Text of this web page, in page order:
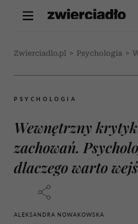
Zwierciadlo.pl > Psychologia >
PSYCHOLOGIA
Wewnętrzny
zachowań.
dlaczego warto
ALEKSANDRA NOWAKOWSKA